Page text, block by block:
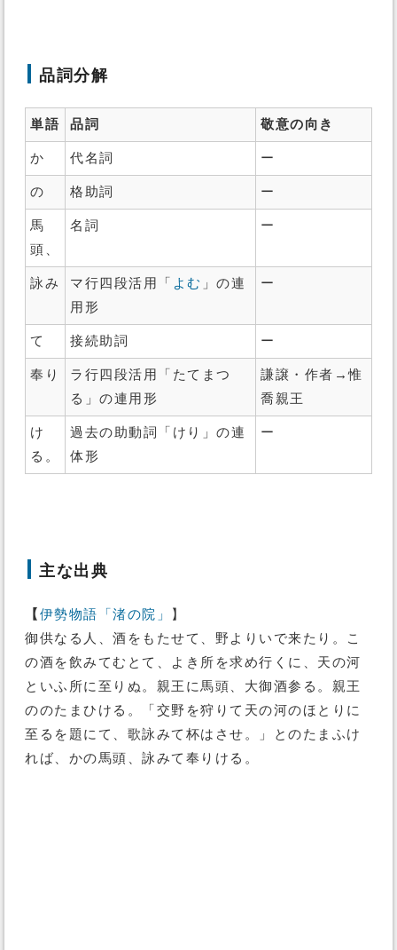
品詞分解
単語 品詞 敬意の向き
か 代名詞 ー
の 格助詞 ー
馬
頭、
名詞 ー
詠み マ行四段活用「 よむ 」の連
用形
ー
て 接続助詞 ー
奉り
ラ行四段活用「たてまつ
る」の連用形
謙譲・作者→惟
喬親王
け
る。
過去の助動詞「けり」の連
体形
ー
主な出典
【 伊勢物語「渚の院」
】
御供なる人、酒をもたせて、野よりいで来たり。こ
の酒を飲みてむとて、よき所を求め行くに、天の河
といふ所に至りぬ。親王に馬頭、大御酒参る。親王
ののたまひける。「交野を狩りて天の河のほとりに
至るを題にて、歌詠みて杯はさせ。」とのたまふけ
れば、かの馬頭、詠みて奉りける。